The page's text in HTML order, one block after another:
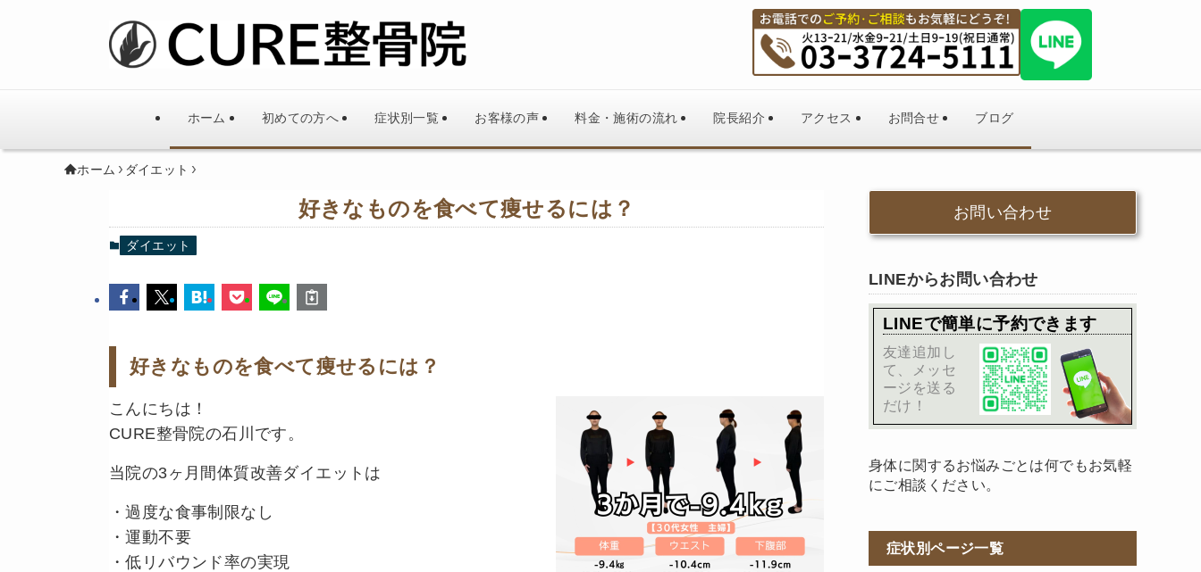
ホーム 初めての方へ 症状別一覧 お客様の声 料金・施術の流れ 院長紹介 アクセス お問合せ ブログ
ホーム ダイエット
好きなものを食べて痩せるには？
ダイエット
好きなものを食べて痩せるには？
こんにちは！
CURE整骨院の石川です。
当院の3ヶ月間体質改善ダイエットは
・過度な食事制限なし
・運動不要
・低リバウンド率の実現
お問い合わせ
LINEからお問い合わせ
LINEで簡単に予約できます
友達追加し
て、メッセ
ージを送る
だけ！
身体に関するお悩みごとは何でもお気軽
にご相談ください。
症状別ページ一覧